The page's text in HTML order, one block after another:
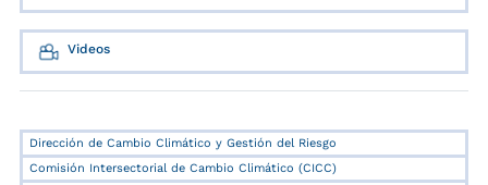
Videos
Dirección de Cambio Climático y Gestión del Riesgo
Comisión Intersectorial de Cambio Climático (CICC)